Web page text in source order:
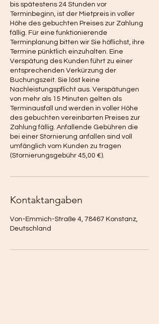
bis spätestens 24 Stunden vor
Terminbeginn, ist der Mietpreis in voller
Höhe des gebuchten Preises zur Zahlung
fällig. Für eine funktionierende
Terminplanung bitten wir Sie höflichst, ihre
Termine pünktlich einzuhalten. Eine
Verspätung des Kunden führt zu einer
entsprechenden Verkürzung der
Buchungszeit. Sie löst keine
Nachleistungspflicht aus. Verspätungen
von mehr als 15 Minuten gelten als
Terminausfall und werden in voller Höhe
des gebuchten vereinbarten Preises zur
Zahlung fällig. Anfallende Gebühren die
bei einer Stornierung anfallen sind voll
umfänglich vom Kunden zu tragen
(Stornierungsgebühr 45,00 €).
Kontaktangaben
Von-Emmich-Straße 4, 78467 Konstanz,
Deutschland